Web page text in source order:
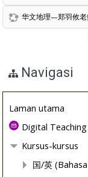
华文地理—郑羽攸老
Navigasi
Laman utama
Digital
Kursus-kursus
国/英